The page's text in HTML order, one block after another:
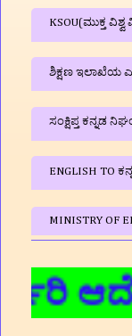
KSOU(ಮುಕ್ತ
ಶಿಕ್ಷಣ ಇಲಾಖೆಯ
ಸಂಕ್ಷಿಪ್ತ ಕನ್ನಡ
ENGLISH TO
MINISTRY OF